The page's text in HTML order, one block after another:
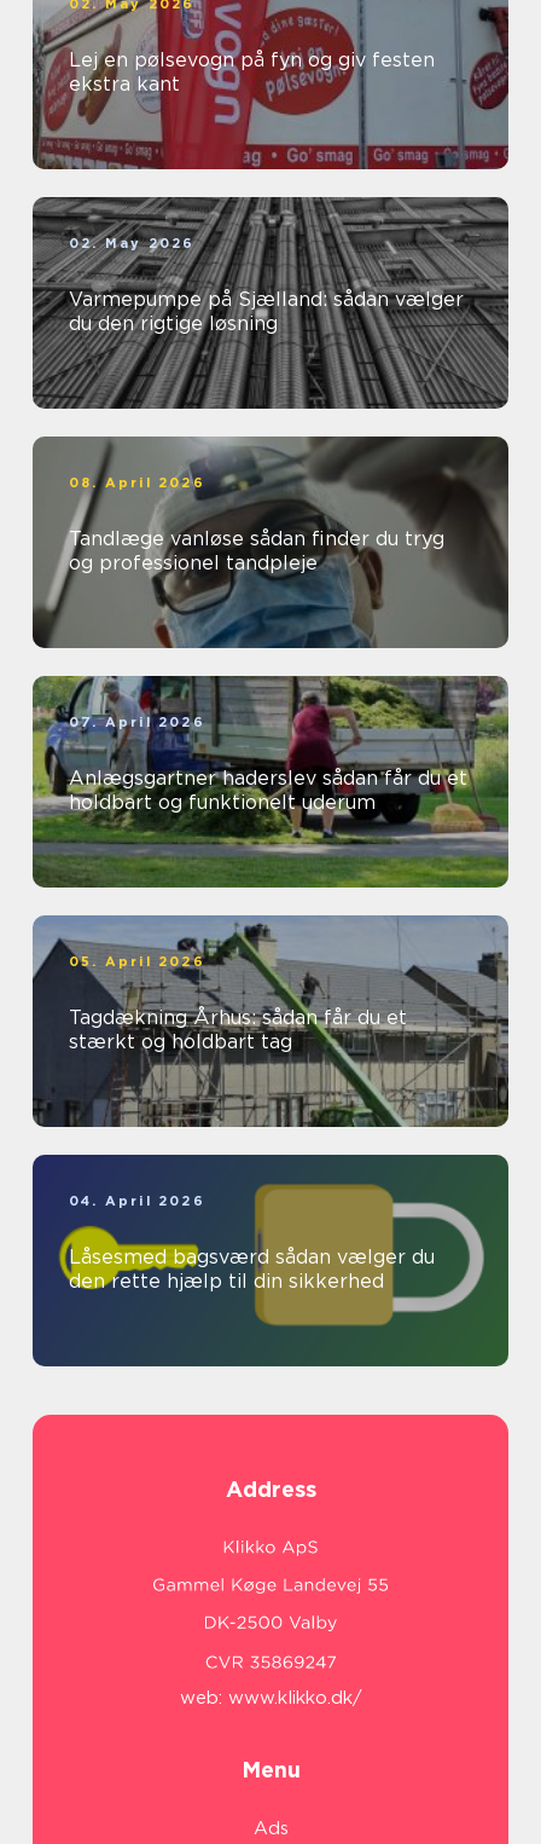
02. May 2026
Lej en pølsevogn på fyn og giv festen
ekstra kant
02. May 2026
Varmepumpe på Sjælland: sådan vælger
du den rigtige løsning
08. April 2026
Tandlæge vanløse sådan finder du tryg
og professionel tandpleje
07. April 2026
Anlægsgartner haderslev sådan får du et
holdbart og funktionelt uderum
05. April 2026
Tagdækning Århus: sådan får du et
stærkt og holdbart tag
04. April 2026
Låsesmed bagsværd sådan vælger du
den rette hjælp til din sikkerhed
Address
web: www.klikko.dk/
Menu
Ads